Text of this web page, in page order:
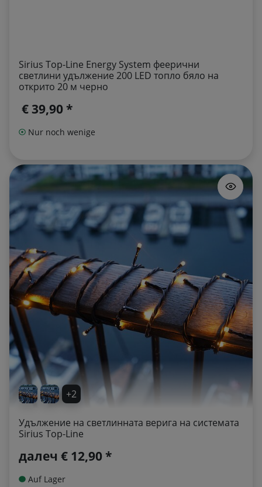
Sirius Top-Line Energy System феерични
светлини удължение 200 LED топло бяло на
открито 20 м черно
€ 39,90 *
Nur noch wenige
+2
Удължение на светлинната верига на системата
Sirius Top-Line
далеч € 12,90 *
Auf Lager